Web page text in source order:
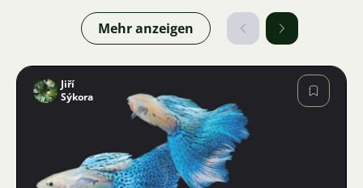
Mehr anzeigen
Bild
Jiří
Sýkora